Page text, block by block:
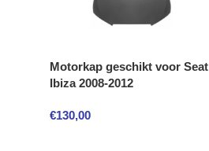
Motorkap geschikt voor Seat
Ibiza 2008-2012
€130,00